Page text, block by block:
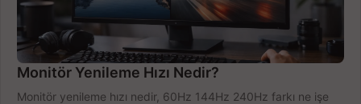
Monitör Yenileme Hızı Nedir?
Monitör yenileme hızı nedir, 60Hz 144Hz 240Hz farkı ne işe